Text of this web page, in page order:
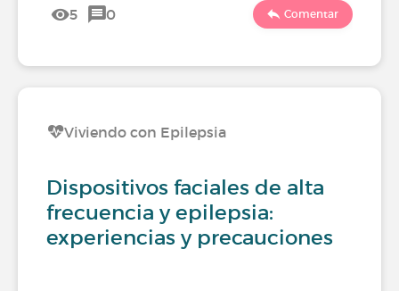
5 0 Comentar
Viviendo con Epilepsia
Dispositivos faciales de alta
frecuencia y epilepsia:
experiencias y precauciones